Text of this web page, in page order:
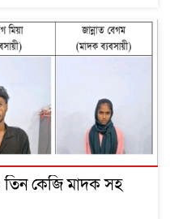
কেজি মাদক সহ